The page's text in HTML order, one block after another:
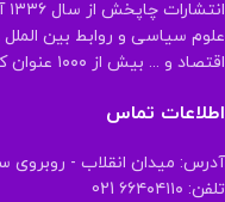
علوم سیاسی و روابط بین الملل
اقتصاد و ... بیش از ۱۰۰۰ عنوان کتاب روانه بازار نشر کرده است .
اطلاعات تماس
آدرس: میدان انقلاب - روبروی
تلفن: ۶۶۴۰۴۱۱۰ 021